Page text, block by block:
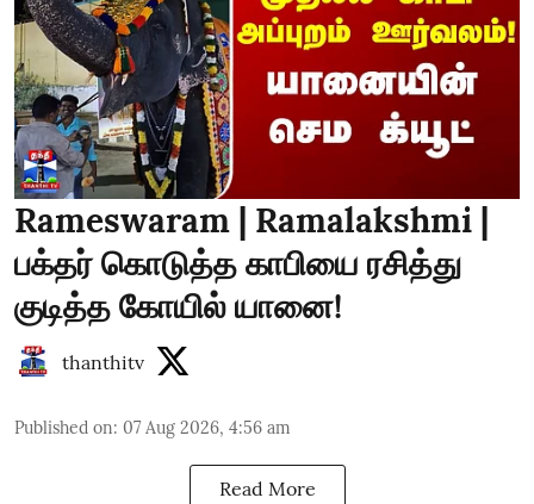
Rameswaram | Ramalakshmi |
பக்தர் கொடுத்த காபியை ரசித்து
குடித்த கோயில் யானை!
thanthitv
Published on: 07 Aug 2026, 4:56 am
Read More